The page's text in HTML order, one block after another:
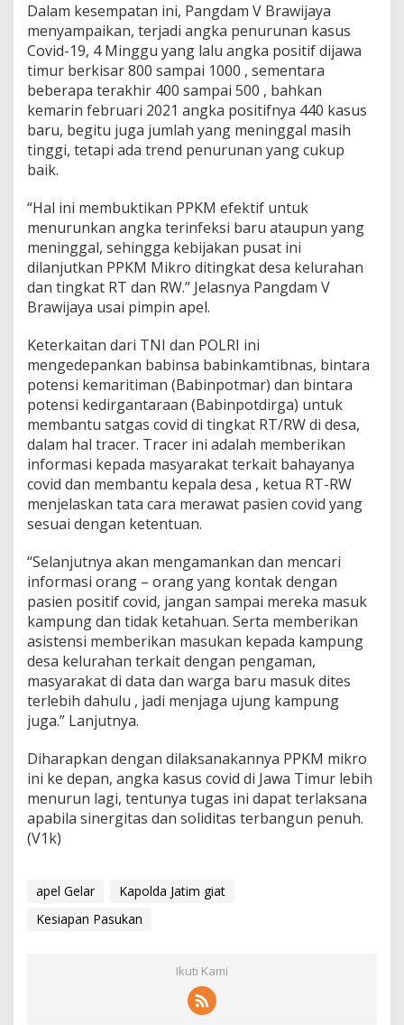
K
M
M
o
Dalam kesempatan ini, Pangdam V Brawijaya
menyampaikan, terjadi angka penurunan kasus
Covid-19, 4 Minggu yang lalu angka positif dijawa
timur berkisar 800 sampai 1000 , sementara
beberapa terakhir 400 sampai 500 , bahkan
kemarin februari 2021 angka positifnya 440 kasus
baru, begitu juga jumlah yang meninggal masih
tinggi, tetapi ada trend penurunan yang cukup
baik.
“Hal ini membuktikan PPKM efektif untuk
menurunkan angka terinfeksi baru ataupun yang
meninggal, sehingga kebijakan pusat ini
dilanjutkan PPKM Mikro ditingkat desa kelurahan
dan tingkat RT dan RW.” Jelasnya Pangdam V
Brawijaya usai pimpin apel.
Keterkaitan dari TNI dan POLRI ini
mengedepankan babinsa babinkamtibnas, bintara
potensi kemaritiman (Babinpotmar) dan bintara
potensi kedirgantaraan (Babinpotdirga) untuk
membantu satgas covid di tingkat RT/RW di desa,
dalam hal tracer. Tracer ini adalah memberikan
informasi kepada masyarakat terkait bahayanya
covid dan membantu kepala desa , ketua RT-RW
menjelaskan tata cara merawat pasien covid yang
sesuai dengan ketentuan.
“Selanjutnya akan mengamankan dan mencari
informasi orang – orang yang kontak dengan
pasien positif covid, jangan sampai mereka masuk
kampung dan tidak ketahuan. Serta memberikan
asistensi memberikan masukan kepada kampung
desa kelurahan terkait dengan pengaman,
masyarakat di data dan warga baru masuk dites
terlebih dahulu , jadi menjaga ujung kampung
juga.” Lanjutnya.
Diharapkan dengan dilaksanakannya PPKM mikro
ini ke depan, angka kasus covid di Jawa Timur lebih
menurun lagi, tentunya tugas ini dapat terlaksana
apabila sinergitas dan soliditas terbangun penuh.
(V1k)
apel Gelar
Kapolda Jatim giat
Kesiapan Pasukan
Ikuti Kami